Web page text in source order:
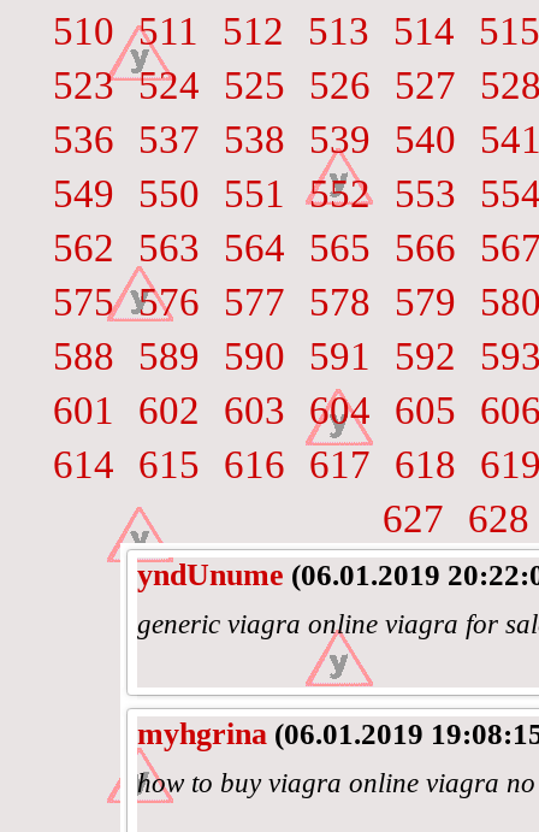
510 511 512 513 514
515
523 524 525 526 527
536
537 538 539 540
549
550 551 552 553
562
563 564 565 566
575 576 577 578 579
588
589 590 591 592
601
602 603 604 605
614
615 616 617 618
627
628
yndUnume (06.01.2019
generic viagra online viagra for
myhgrina (06.01.2019
how to buy viagra online viagra